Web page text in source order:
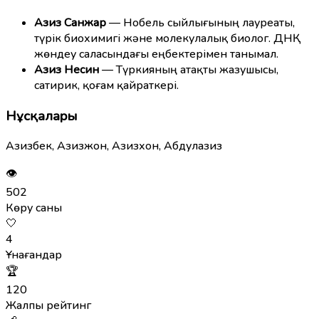
Азиз Санжар— Нобель сыйлығының лауреаты,
түрік биохимигі және молекулалық биолог. ДНҚ
жөндеу саласындағы еңбектерімен танымал.
Азиз Несин— Түркияның атақты жазушысы,
сатирик, қоғам қайраткері.
Нұсқалары
Азизбек, Азизжон, Азизхон, Абдулазиз
👁
502
Көру саны
🤍
4
Ұнағандар
🏆
120
Жалпы рейтинг